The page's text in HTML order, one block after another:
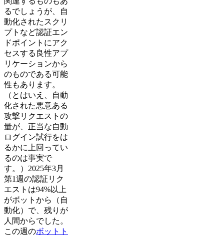
るでしょうが、自
動化されたスクリ
プトなど認証エン
ドポイントにアク
セスする良性アプ
リケーションから
のものである可能
性もあります。
（とはいえ、自動
化された悪意ある
攻撃リクエストの
量が、正当な自動
ログイン試行をは
るかに上回ってい
るのは事実で
す。）2025年3月
第1週の認証リク
エストは94%以上
がボットから（自
動化）で、残りが
人間からでした。
この週のボットト